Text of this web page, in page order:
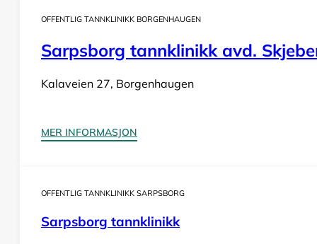
OFFENTLIG TANNKLINIKK BORGENHAUGEN
Sarpsborg tannklinikk avd.
Kalaveien 27, Borgenhaugen
MER INFORMASJON
OFFENTLIG TANNKLINIKK SARPSBORG
Sarpsborg tannklinikk